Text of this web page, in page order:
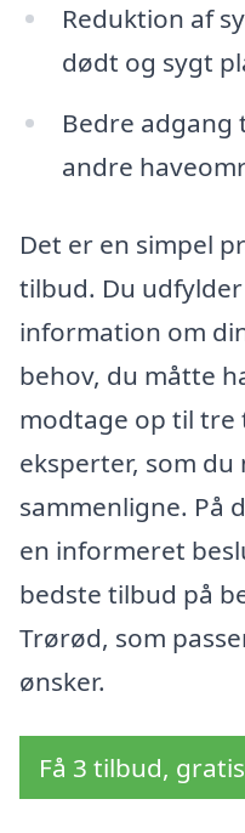
Reduktion af
dødt og sygt
Bedre
andre
Det er en simpel
tilbud. Du
information om
behov, du måtte
modtage op til tre
eksperter, som du
sammenligne. På
en informeret
bedste tilbud på
Trørød, som
ønsker.
Få 3 tilbud,